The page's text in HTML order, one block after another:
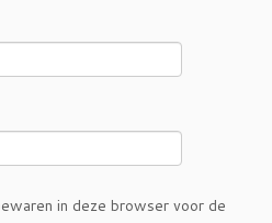
in deze browser voor de